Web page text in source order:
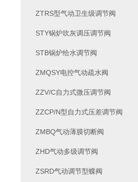
ZTRS型气动卫生级调节阀
STY锅炉吹灰调压调节阀
STB锅炉给水调节阀
ZMQSY电控气动疏水阀
ZZV/C自力式微压调节阀
ZZCP/N型自力式压差调节阀
ZMBQ气动薄膜切断阀
ZHD气动多级调节阀
ZSRD气动调节型蝶阀